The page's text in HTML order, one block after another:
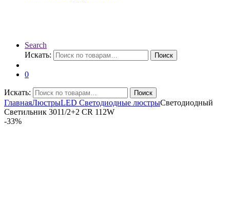
Search
Искать:
Поиск
0
Искать: Поиск
ГлавнаяЛюстрыLED Светодиодные люстрыСветодиодный
Светильник 3011/2+2 CR 112W
-33%